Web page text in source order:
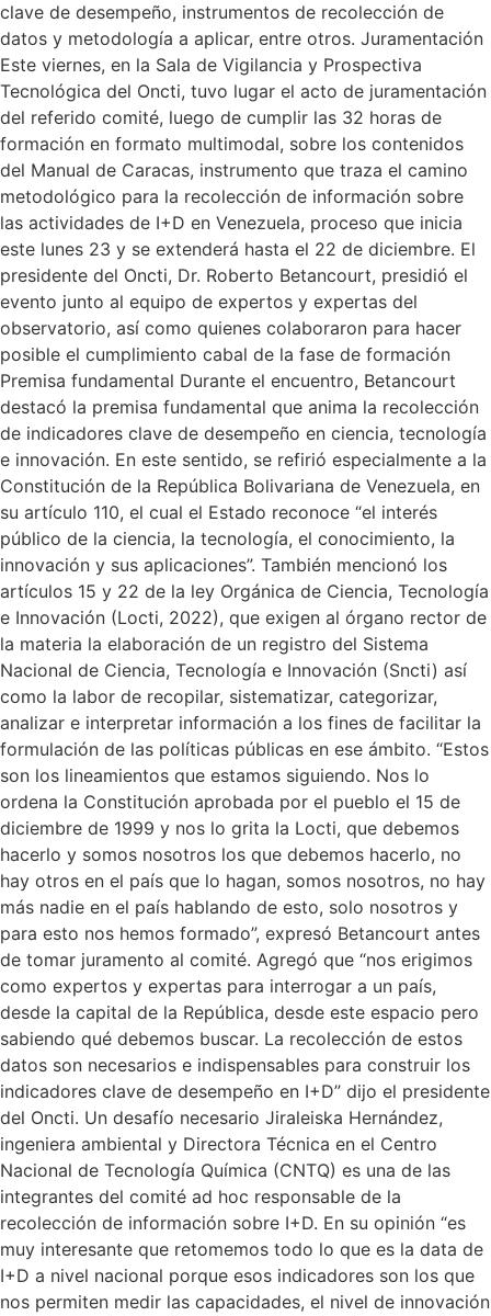
clave de desempeño, instrumentos de recolección de
datos y metodología a aplicar, entre otros. Juramentación
Este viernes, en la Sala de Vigilancia y Prospectiva
Tecnológica del Oncti, tuvo lugar el acto de juramentación
del referido comité, luego de cumplir las 32 horas de
formación en formato multimodal, sobre los contenidos
del Manual de Caracas, instrumento que traza el camino
metodológico para la recolección de información sobre
las actividades de I+D en Venezuela, proceso que inicia
este lunes 23 y se extenderá hasta el 22 de diciembre. El
presidente del Oncti, Dr. Roberto Betancourt, presidió el
evento junto al equipo de expertos y expertas del
observatorio, así como quienes colaboraron para hacer
posible el cumplimiento cabal de la fase de formación
Premisa fundamental Durante el encuentro, Betancourt
destacó la premisa fundamental que anima la recolección
de indicadores clave de desempeño en ciencia, tecnología
e innovación. En este sentido, se refirió especialmente a la
Constitución de la República Bolivariana de Venezuela, en
su artículo 110, el cual el Estado reconoce “el interés
público de la ciencia, la tecnología, el conocimiento, la
innovación y sus aplicaciones”. También mencionó los
artículos 15 y 22 de la ley Orgánica de Ciencia, Tecnología
e Innovación (Locti, 2022), que exigen al órgano rector de
la materia la elaboración de un registro del Sistema
Nacional de Ciencia, Tecnología e Innovación (Sncti) así
como la labor de recopilar, sistematizar, categorizar,
analizar e interpretar información a los fines de facilitar la
formulación de las políticas públicas en ese ámbito. “Estos
son los lineamientos que estamos siguiendo. Nos lo
ordena la Constitución aprobada por el pueblo el 15 de
diciembre de 1999 y nos lo grita la Locti, que debemos
hacerlo y somos nosotros los que debemos hacerlo, no
hay otros en el país que lo hagan, somos nosotros, no hay
más nadie en el país hablando de esto, solo nosotros y
para esto nos hemos formado”, expresó Betancourt antes
de tomar juramento al comité. Agregó que “nos erigimos
como expertos y expertas para interrogar a un país,
desde la capital de la República, desde este espacio pero
sabiendo qué debemos buscar. La recolección de estos
datos son necesarios e indispensables para construir los
indicadores clave de desempeño en I+D” dijo el presidente
del Oncti. Un desafío necesario Jiraleiska Hernández,
ingeniera ambiental y Directora Técnica en el Centro
Nacional de Tecnología Química (CNTQ) es una de las
integrantes del comité ad hoc responsable de la
recolección de información sobre I+D. En su opinión “es
muy interesante que retomemos todo lo que es la data de
I+D a nivel nacional porque esos indicadores son los que
nos permiten medir las capacidades, el nivel de innovación